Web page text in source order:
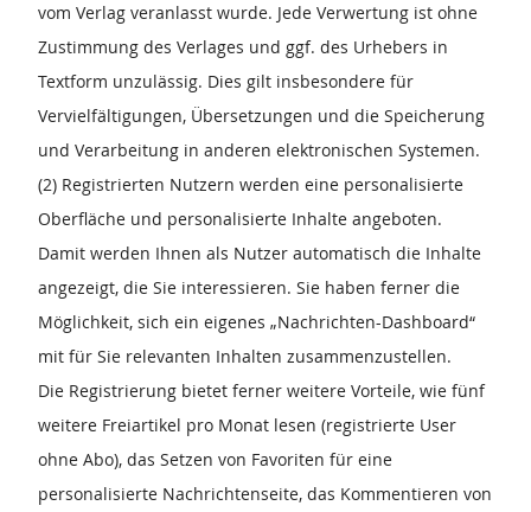
vom Verlag veranlasst wurde. Jede Verwertung ist ohne
Zustimmung des Verlages und ggf. des Urhebers in
Textform unzulässig. Dies gilt insbesondere für
Vervielfältigungen, Übersetzungen und die Speicherung
und Verarbeitung in anderen elektronischen Systemen.
(2) Registrierten Nutzern werden eine personalisierte
Oberfläche und personalisierte Inhalte angeboten.
Damit werden Ihnen als Nutzer automatisch die Inhalte
angezeigt, die Sie interessieren. Sie haben ferner die
Möglichkeit, sich ein eigenes „Nachrichten-Dashboard“
mit für Sie relevanten Inhalten zusammenzustellen.
Die Registrierung bietet ferner weitere Vorteile, wie fünf
weitere Freiartikel pro Monat lesen (registrierte User
ohne Abo), das Setzen von Favoriten für eine
personalisierte Nachrichtenseite, das Kommentieren von